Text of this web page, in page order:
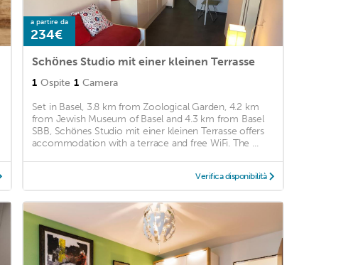
a partire da
234€
Schönes Studio mit einer kleinen Terrasse
1 Ospite 1 Camera
Set in Basel, 3.8 km from Zoological Garden, 4.2 km
from Jewish Museum of Basel and 4.3 km from Basel
SBB, Schönes Studio mit einer kleinen Terrasse offers
accommodation with a terrace and free WiFi. The ...
Verifica disponibilità